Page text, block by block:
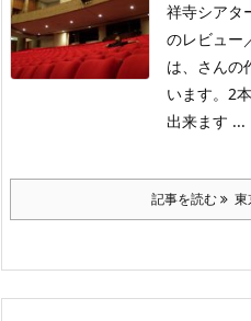
祥寺シアタ
のレビュー
は、さんの
います。2
出来ます ...
記事を読む 東